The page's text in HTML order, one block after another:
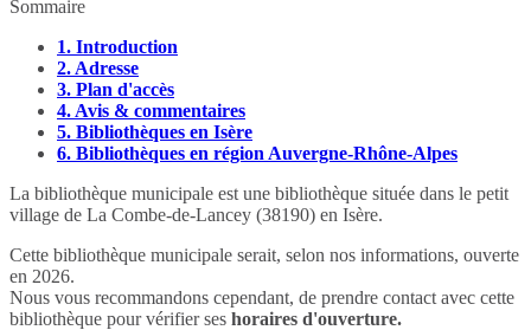
Sommaire
1. Introduction
2. Adresse
3. Plan d'accès
4. Avis & commentaires
5. Bibliothèques en Isère
6. Bibliothèques en région Auvergne-Rhône-Alpes
La bibliothèque municipale est une bibliothèque située dans le petit
village de La Combe-de-Lancey (38190) en Isère.
Cette bibliothèque municipale serait, selon nos informations, ouverte
en 2026.
Nous vous recommandons cependant, de prendre contact avec cette
bibliothèque pour vérifier ses horaires d'ouverture.